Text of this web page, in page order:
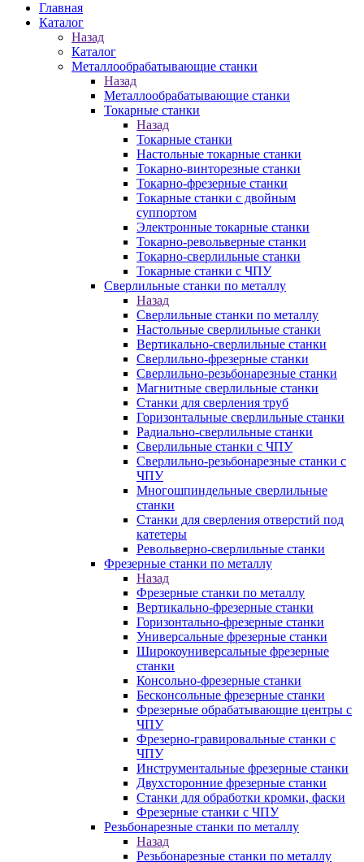
Главная
Каталог
Назад
Каталог
Металлообрабатывающие станки
Назад
Металлообрабатывающие станки
Токарные станки
Назад
Токарные станки
Настольные токарные станки
Токарно-винторезные станки
Токарно-фрезерные станки
Токарные станки с двойным
суппортом
Электронные токарные станки
Токарно-револьверные станки
Токарно-сверлильные станки
Токарные станки с ЧПУ
Сверлильные станки по металлу
Назад
Сверлильные станки по металлу
Настольные сверлильные станки
Вертикально-сверлильные станки
Сверлильно-фрезерные станки
Сверлильно-резьбонарезные станки
Магнитные сверлильные станки
Станки для сверления труб
Горизонтальные сверлильные станки
Радиально-сверлильные станки
Сверлильные станки с ЧПУ
Сверлильно-резьбонарезные станки с
ЧПУ
Многошпиндельные сверлильные
станки
Станки для сверления отверстий под
катетеры
Револьверно-сверлильные станки
Фрезерные станки по металлу
Назад
Фрезерные станки по металлу
Вертикально-фрезерные станки
Горизонтально-фрезерные станки
Универсальные фрезерные станки
Широкоуниверсальные фрезерные
станки
Консольно-фрезерные станки
Бесконсольные фрезерные станки
Фрезерные обрабатывающие центры с
ЧПУ
Фрезерно-гравировальные станки с
ЧПУ
Инструментальные фрезерные станки
Двухсторонние фрезерные станки
Станки для обработки кромки, фаски
Фрезерные станки с ЧПУ
Резьбонарезные станки по металлу
Назад
Резьбонарезные станки по металлу